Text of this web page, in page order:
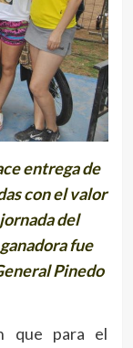
entrega de
con el valor
del
fue
Pinedo
que para el